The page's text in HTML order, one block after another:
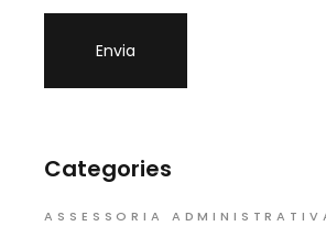
Categories
ASSESSORIA